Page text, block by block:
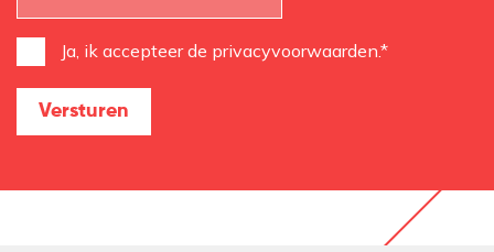
Instemming
Ja, ik accepteer de privacyvoorwaarden.*